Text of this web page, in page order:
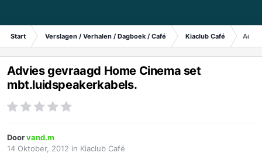
Start Verslagen / Verhalen / Dagboek / Café Kiaclub Café
Advies gevraagd Home Cinema set
mbt.luidspeakerkabels.
Doorvand.m
14 Oktober, 2012 in Kiaclub Café